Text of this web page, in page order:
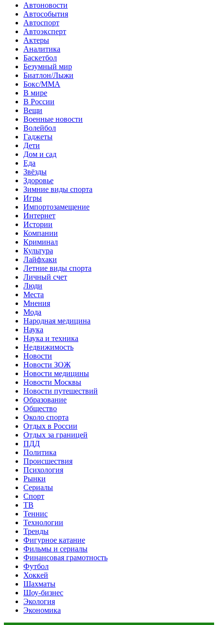
Автоновости
Автособытия
Автоспорт
Автоэксперт
Актеры
Аналитика
Баскетбол
Безумный мир
Биатлон/Лыжи
Бокс/MMA
В мире
В России
Вещи
Военные новости
Волейбол
Гаджеты
Дети
Дом и сад
Еда
Звёзды
Здоровье
Зимние виды спорта
Игры
Импортозамещение
Интернет
Истории
Компании
Криминал
Культура
Лайфхаки
Летние виды спорта
Личный счет
Люди
Места
Мнения
Мода
Народная медицина
Наука
Наука и техника
Недвижимость
Новости
Новости ЗОЖ
Новости медицины
Новости Москвы
Новости путешествий
Образование
Общество
Около спорта
Отдых в России
Отдых за границей
ПДД
Политика
Происшествия
Психология
Рынки
Сериалы
Спорт
ТВ
Теннис
Технологии
Тренды
Фигурное катание
Фильмы и сериалы
Финансовая грамотность
Футбол
Хоккей
Шахматы
Шоу-бизнес
Экология
Экономика